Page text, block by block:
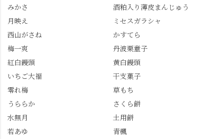
みかさ
酒粕入り薄皮まんじゅう
月映え
ミセスガラシャ
西山がさね
かすてら
梅一爽
丹波栗童子
紅白饅頭
黄白饅頭
いちご大福
干支菓子
零れ梅
草もち
うららか
さくら餅
水無月
土用餅
若あゆ
青楓